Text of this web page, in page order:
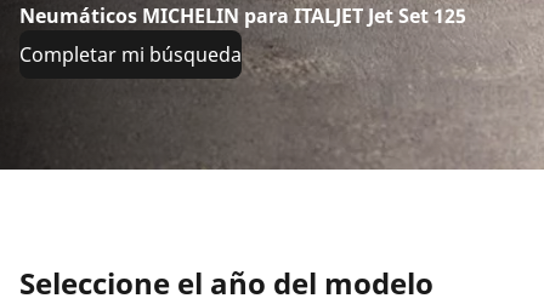
Neumáticos MICHELIN para ITALJET Jet Set 125
Completar mi búsqueda
Seleccione el año del modelo